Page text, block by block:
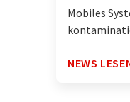
Mobiles
NEWS